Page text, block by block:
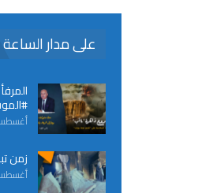
على مدار الساعة
أغسطس 5,
زمن
أغسطس 5,